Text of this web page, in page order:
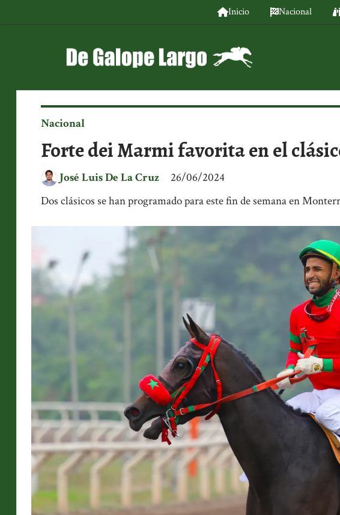
Inicio Nacional
Forte dei Marmi favorita en el
Dos clásicos se han programado para este fin de semana en
Nacional
26/06/2024
José Luis De La Cruz